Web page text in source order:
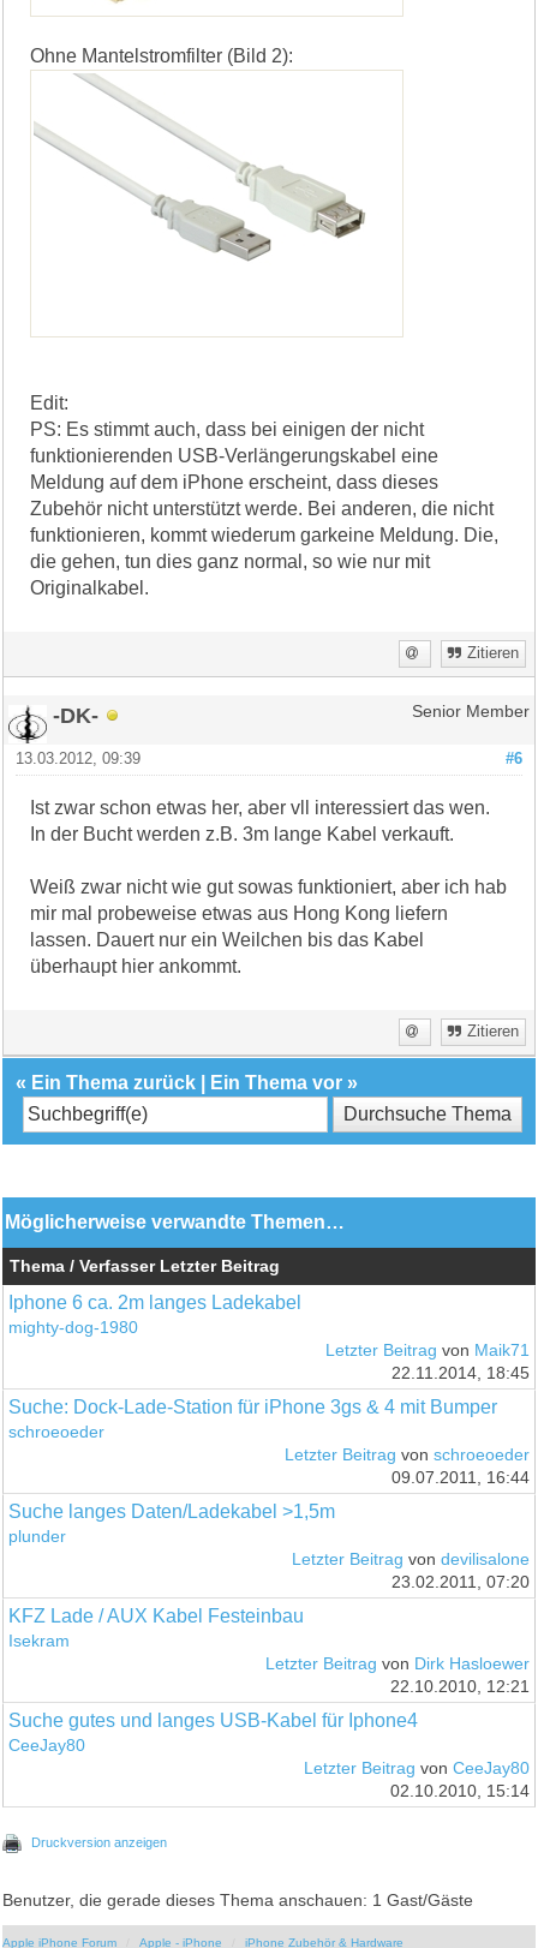
Ohne Mantelstromfilter (Bild 2):
Edit:
PS: Es stimmt auch, dass bei einigen der nicht
funktionierenden USB-Verlängerungskabel eine
Meldung auf dem iPhone erscheint, dass dieses
Zubehör nicht unterstützt werde. Bei anderen, die nicht
funktionieren, kommt wiederum garkeine Meldung. Die,
die gehen, tun dies ganz normal, so wie nur mit
Originalkabel.
Zitieren
-DK- Senior Member
#6
13.03.2012, 09:39
Ist zwar schon etwas her, aber vll interessiert das wen.
In der Bucht werden z.B. 3m lange Kabel verkauft.
Weiß zwar nicht wie gut sowas funktioniert, aber ich hab
mir mal probeweise etwas aus Hong Kong liefern
lassen. Dauert nur ein Weilchen bis das Kabel
überhaupt hier ankommt.
Zitieren
« Ein Thema zurück Ein Thema vor »
Möglicherweise verwandte Themen…
Thema / Verfasser Letzter Beitrag
Iphone 6 ca. 2m langes Ladekabel
mighty-dog-1980
Letzter Beitrag von Maik71
22.11.2014, 18:45
Suche: Dock-Lade-Station für iPhone 3gs & 4 mit Bumper
schroeoeder
Letzter Beitrag von schroeoeder
09.07.2011, 16:44
Suche langes Daten/Ladekabel >1,5m
plunder
Letzter Beitrag von devilisalone
23.02.2011, 07:20
KFZ Lade / AUX Kabel Festeinbau
Isekram
Letzter Beitrag von Dirk Hasloewer
22.10.2010, 12:21
Suche gutes und langes USB-Kabel für Iphone4
CeeJay80
Letzter Beitrag von CeeJay80
02.10.2010, 15:14
Druckversion anzeigen
Benutzer, die gerade dieses Thema anschauen: 1 Gast/Gäste
Apple iPhone Forum Apple - iPhone iPhone Zubehör & Hardware